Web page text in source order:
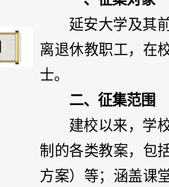
延安大学及其
离退休教职工，在
士。
二、征集范围
建校以来，学
制的各类教案，包
方案）等；涵盖课